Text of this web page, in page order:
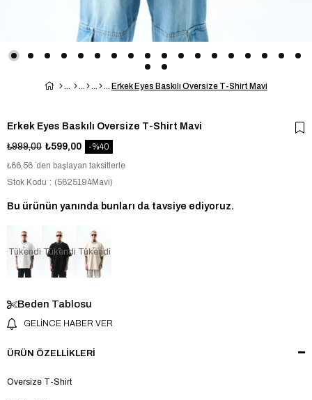
Erkek Eyes Baskılı Oversize T-Shirt Mavi
Erkek Eyes Baskılı Oversize T-Shirt Mavi
₺999,00 ₺599,00
40
₺66,56 `den başlayan taksitlerle
Stok Kodu
(5625194Mavi)
Bu ürünün yanında bunları da tavsiye ediyoruz.
Tükendi Tükendi Tükendi
Beden Tablosu
GELINCE HABER VER
ÜRÜN ÖZELLIKLERI
Oversize T-Shirt